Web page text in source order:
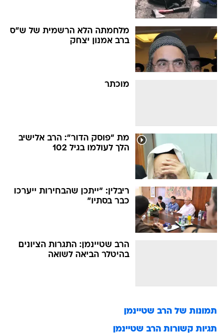
מלחמתה הלא הרשמית של ש"ס
ברב אמנון יצחק
מוכתר
מת "פוסק הדור": הרב אלישיב
הלך לעולמו בגיל 102
ריבלין: "ייתכן שהבחירות ייערכו
כבר בסתיו"
הרב שטיינמן: התגרות הציונים
בהיטלר הביאה לשואה
תמונות של הרב שטיינמן
תגיות קשורות הרב שטיינמן